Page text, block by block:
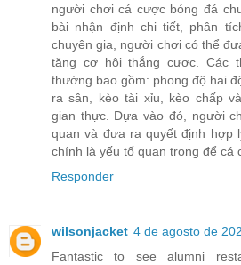
người chơi cá cược bóng đá
bài nhận định chi tiết, phân
chuyên gia, người chơi có thể
tăng cơ hội thắng cược. Các
thường bao gồm: phong độ hai
ra sân, kèo tài xỉu, kèo chấp
gian thực. Dựa vào đó, người
quan và đưa ra quyết định hợp
chính là yếu tố quan trọng để cá
Responder
wilsonjacket 4 de agosto de
Fantastic to see alumni